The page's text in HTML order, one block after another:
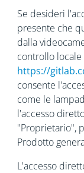
Se desideri
presente che
dalla
controllo
https://
consente
come le
l'accesso
"Proprietario",
Prodotto
L'accesso